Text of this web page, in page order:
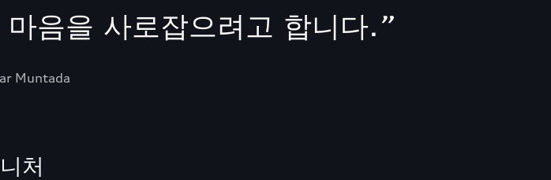
음을 사로잡으려고 합니다.”
Muntada
처